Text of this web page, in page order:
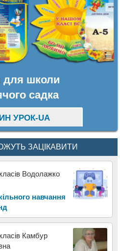
для школи
садка
УРОК-UA
ЗАЦІКАВИТИ
Водолажко
навчання
Камбур